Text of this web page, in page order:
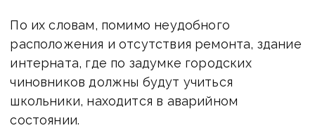
По их словам, помимо неудобного
расположения и отсутствия ремонта, здание
интерната, где по задумке городских
чиновников должны будут учиться
школьники, находится в аварийном
состоянии.